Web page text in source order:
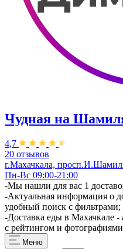
Чудная на
4,7
20 отзывов
г.Махачкала,
Пн-Вс 09:00-21:00
-Мы нашли для вас 1
-Актуальная информация о
удобный поиск с фильтрами;
-Доставка еды в Махачкале
с рейтингом и
Меню